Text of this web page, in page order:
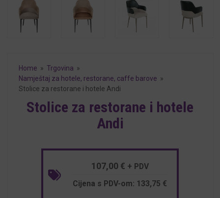
Home » Trgovina »
Namještaj za hotele, restorane, caffe barove »
Stolice za restorane i hotele Andi
Stolice za restorane i hotele
Andi
107,00 € + PDV
Cijena s PDV-om: 133,75 €